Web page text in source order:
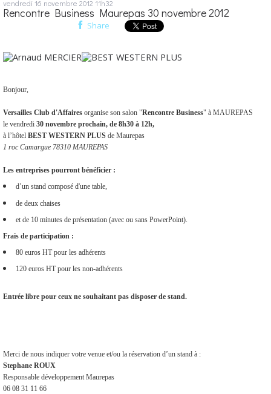
vendredi 16 novembre 2012 11h32
Rencontre Business Maurepas 30 novembre 2012
Share
Bonjour,
Versailles Club d'Affaires organise son salon "Rencontre Business" à MAUREPAS
le vendredi 30 novembre prochain, de 8h30 à 12h,
à l’hôtel BEST WESTERN PLUS de Maurepas
1 roc Camargue 78310 MAUREPAS
Les entreprises pourront bénéficier :
d’un stand composé d'une table,
de deux chaises
et de 10 minutes de présentation (avec ou sans PowerPoint).
Frais de participation :
80 euros HT pour les adhérents
120 euros HT pour les non-adhérents
Entrée libre pour ceux ne souhaitant pas disposer de stand.
Merci de nous indiquer votre venue et/ou la réservation d’un stand à :
Stephane ROUX
Responsable développement Maurepas
06 08 31 11 66